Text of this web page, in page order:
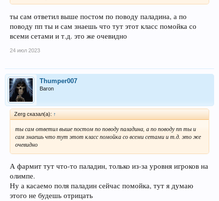
ты сам ответил выше постом по поводу паладина, а по
поводу пп ты и сам знаешь что тут этот класс помойка со
всеми сетами и т.д. это же очевидно
24 июл 2023
Thumper007
Baron
Zerg сказал(а): ↑
ты сам ответил выше постом по поводу паладина, а по поводу пп ты и
сам знаешь что тут этот класс помойка со всеми сетами и т.д. это же
очевидно
А фармит тут что-то паладин, только из-за уровня игроков на
олимпе.
Ну а касаемо поля паладин сейчас помойка, тут я думаю
этого не будешь отрицать